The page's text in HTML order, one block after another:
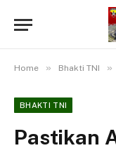
Home » Bhakti TNI »
BHAKTI TNI
Pastikan